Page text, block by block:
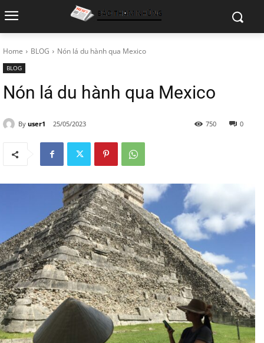
Home BLOG Nón lá du hành qua Mexico
BLOG
Nón lá du hành qua Mexico
By user1 25/05/2023 0
750